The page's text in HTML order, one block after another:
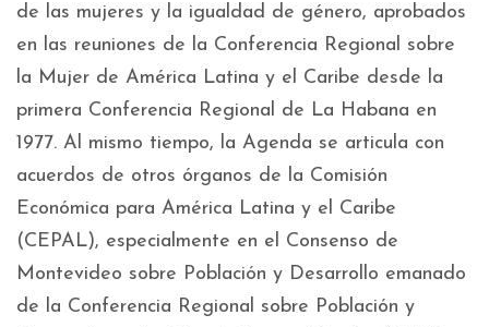
de las mujeres y la igualdad de género, aprobados
en las reuniones de la Conferencia Regional sobre
la Mujer de América Latina y el Caribe desde la
primera Conferencia Regional de La Habana en
1977. Al mismo tiempo, la Agenda se articula con
acuerdos de otros órganos de la Comisión
Económica para América Latina y el Caribe
(CEPAL), especialmente en el Consenso de
Montevideo sobre Población y Desarrollo emanado
de la Conferencia Regional sobre Población y